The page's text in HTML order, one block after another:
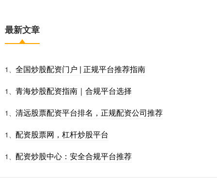
最新文章
1、 全国炒股配资门户 | 正规平台推荐指南
1、 青海炒股配资指南｜合规平台选择
1、 清远股票配资平台排名，正规配资公司推荐
1、 配资股票网，杠杆炒股平台
1、 配资炒股中心：安全合规平台推荐